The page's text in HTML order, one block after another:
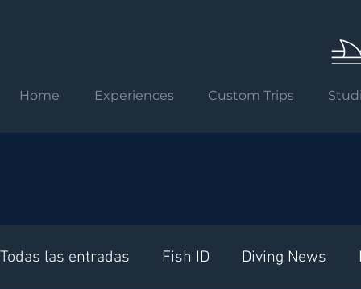
Home Experiences Custom Trips
Todas las entradas Fish ID Diving News